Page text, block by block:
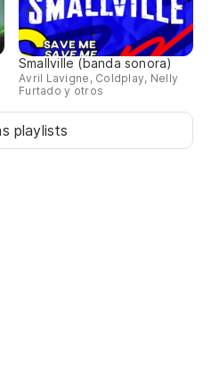
Smallville (banda sonora)
Avril Lavigne, Coldplay, Nelly
Furtado y otros
playlists